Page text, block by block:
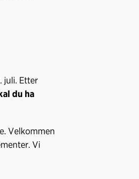
juli. Etter
du ha
Velkommen
Vi